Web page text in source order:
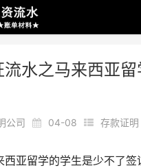
流水之马来西亚
公司 04-08 存款证明
亚留学的学生是少不了签